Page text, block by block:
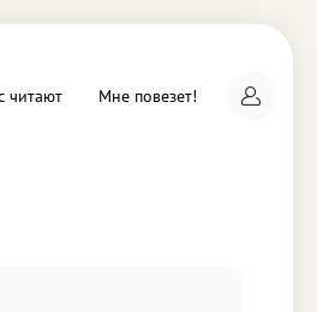
читают Мне повезет!